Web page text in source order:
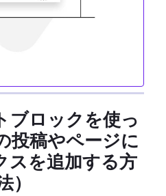
ブロックを使っ
投稿やページに
スを追加する方
）